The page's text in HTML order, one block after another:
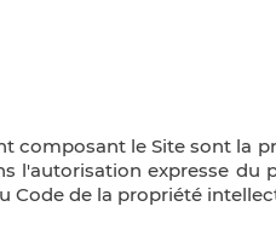
composant le Site sont la
l'autorisation expresse du
Code de la propriété